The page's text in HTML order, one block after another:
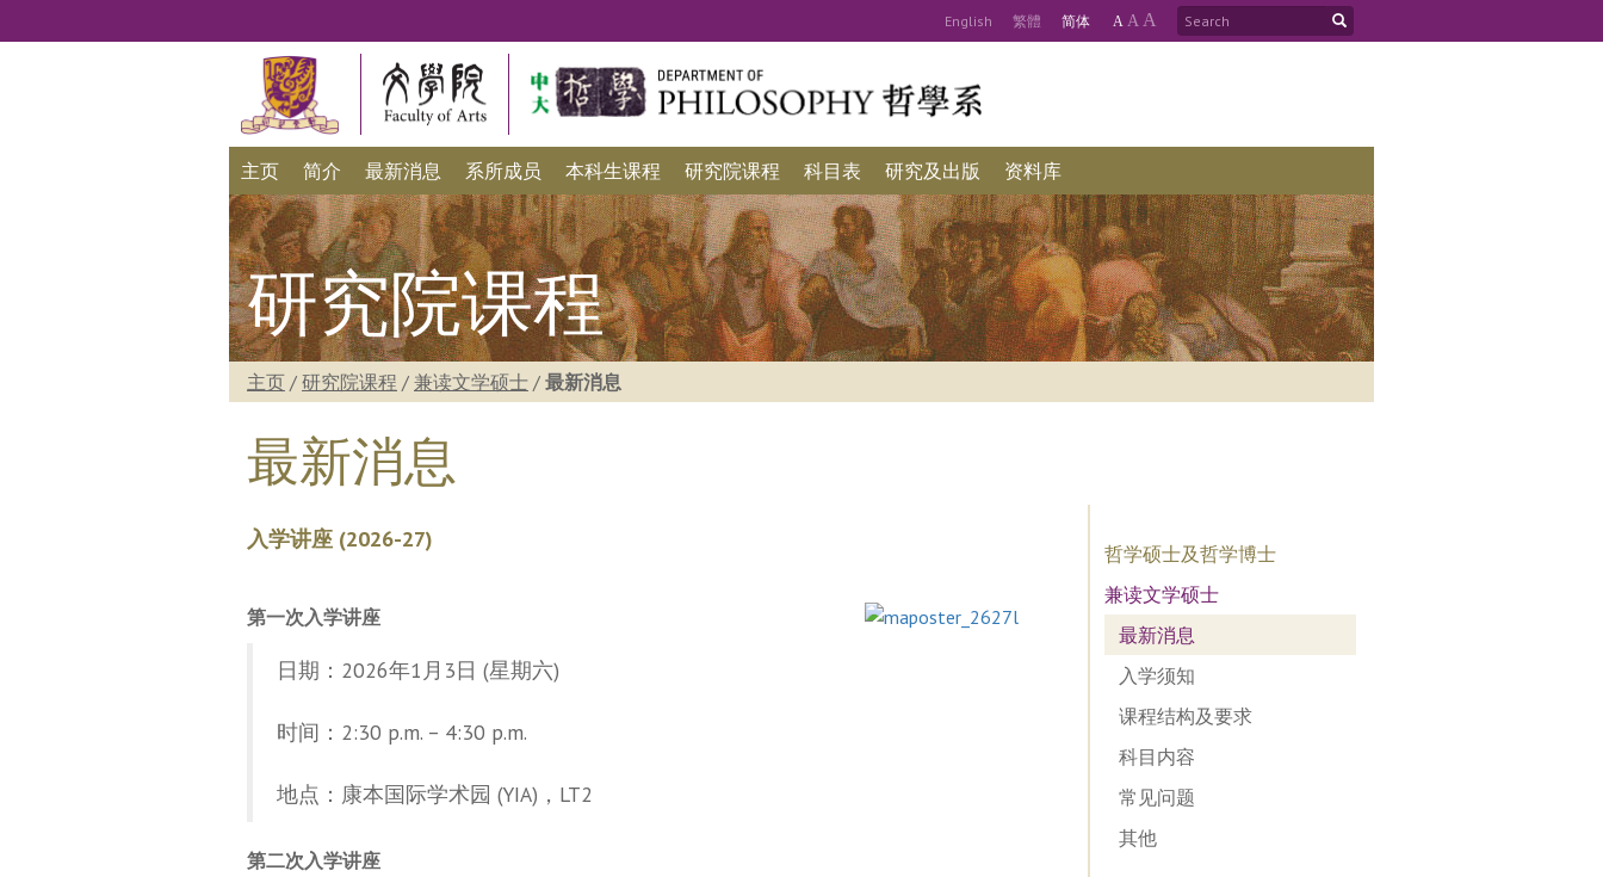
English 繁體 简体 A A A
主页 简介 最新消息 系所成员 本科生课程 研究院课程 科目表 研究及出版 资料库
研究院课程
主页 / 研究院课程 / 兼读文学硕士 / 最新消息
最新消息
入学讲座 (2026-27)
第一次入学讲座
日期：2026年1月3日 (星期六)
时间：2:30 p.m. – 4:30 p.m.
地点：康本国际学术园 (YIA)，LT2
第二次入学讲座
哲学硕士及哲学博士
兼读文学硕士
最新消息
入学须知
课程结构及要求
科目内容
常见问题
其他